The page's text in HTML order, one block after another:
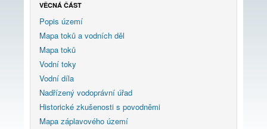
VĚCNÁ ČÁST
Popis území
Mapa toků a vodních děl
Mapa toků
Vodní toky
Vodní díla
Nadřízený vodoprávní úřad
Historické zkušenosti s povodněmi
Mapa záplavového území